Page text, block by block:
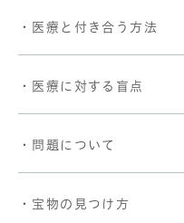
・医療と付き合う方法
・医療に対する盲点
・問題について
・宝物の見つけ方